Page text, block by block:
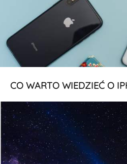
CO WARTO WIEDZIEĆ O